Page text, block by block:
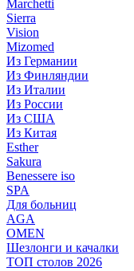
Marchetti
Sierra
Vision
Mizomed
Из Германии
Из Финляндии
Из Италии
Из России
Из США
Из Китая
Esther
Sakura
Benessere iso
SPA
Для больниц
AGA
OMEN
Шезлонги и качалки
ТОП столов 2026